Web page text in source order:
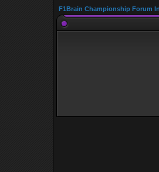
F1Brain Championship Forum